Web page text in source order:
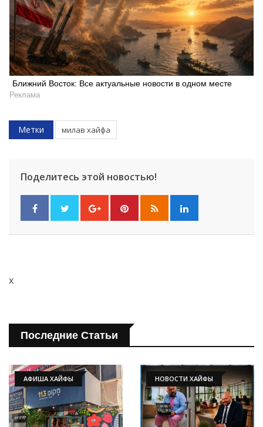
Искать
Ближний Восток: Все актуальные новости в одном месте
Реклама
Метки милав хайфа
Поделитесь этой новостью!
x
Последние Статьи
АФИША ХАЙФЫ НОВОСТИ ХАЙФЫ